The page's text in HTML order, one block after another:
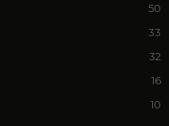
50
33
32
16
10